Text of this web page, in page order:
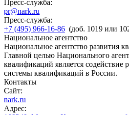
Пресс-служба:
pr@nark.ru
Пресс-служба:
+7 (495) 966-16-86 (доб. 1019 или
Национальное агентство
Национальное агентство развития
Главной целью Национального
квалификаций является
системы квалификаций в России.
Контакты
Сайт:
nark.ru
Адрес: